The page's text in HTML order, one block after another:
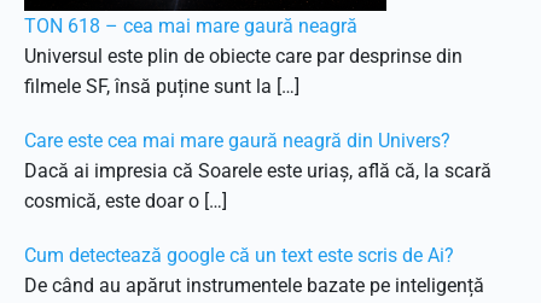
TON 618 – cea mai mare gaură neagră
Universul este plin de obiecte care par desprinse din
filmele SF, însă puține sunt la […]
Care este cea mai mare gaură neagră din Univers?
Dacă ai impresia că Soarele este uriaș, află că, la scară
cosmică, este doar o […]
Cum detectează google că un text este scris de Ai?
De când au apărut instrumentele bazate pe inteligență